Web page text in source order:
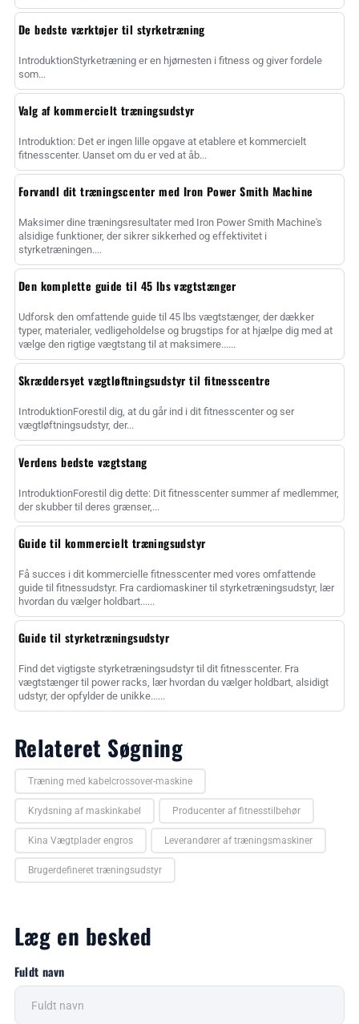
De bedste værktøjer til styrketræning
IntroduktionStyrketræning er en hjørnesten i fitness og giver fordele
som...
Valg af kommercielt træningsudstyr
Introduktion: Det er ingen lille opgave at etablere et kommercielt
fitnesscenter. Uanset om du er ved at åb...
Forvandl dit træningscenter med Iron Power Smith Machine
Maksimer dine træningsresultater med Iron Power Smith Machine's
alsidige funktioner, der sikrer sikkerhed og effektivitet i
styrketræningen....
Den komplette guide til 45 lbs vægtstænger
Udforsk den omfattende guide til 45 lbs vægtstænger, der dækker
typer, materialer, vedligeholdelse og brugstips for at hjælpe dig med at
vælge den rigtige vægtstang til at maksimere......
Skræddersyet vægtløftningsudstyr til fitnesscentre
IntroduktionForestil dig, at du går ind i dit fitnesscenter og ser
vægtløftningsudstyr, der...
Verdens bedste vægtstang
IntroduktionForestil dig dette: Dit fitnesscenter summer af medlemmer,
der skubber til deres grænser,...
Guide til kommercielt træningsudstyr
Få succes i dit kommercielle fitnesscenter med vores omfattende
guide til fitnessudstyr. Fra cardiomaskiner til styrketræningsudstyr, lær
hvordan du vælger holdbart......
Guide til styrketræningsudstyr
Find det vigtigste styrketræningsudstyr til dit fitnesscenter. Fra
vægtstænger til power racks, lær hvordan du vælger holdbart, alsidigt
udstyr, der opfylder de unikke......
Relateret Søgning
Træning med kabelcrossover-maskine
Krydsning af maskinkabel Producenter af fitnesstilbehør
Kina Vægtplader engros Leverandører af træningsmaskiner
Brugerdefineret træningsudstyr
Læg en besked
Fuldt navn